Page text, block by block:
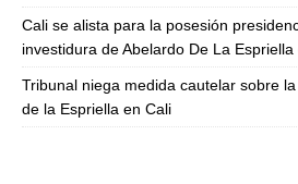
Cali se alista para la posesión
investidura de Abelardo De La
Tribunal niega medida cautelar sobre
de la Espriella en Cali